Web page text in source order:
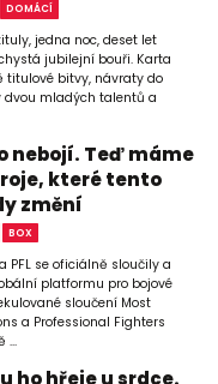
DOMÁCÍ
jedna noc, deset let
jubilejní bouři. Karta
titulové bitvy, návraty do
dvou mladých talentů a
nebojí. Teď máme
které tento
změní
BOX
PFL se oficiálně sloučily a
platformu pro bojové
sloučení Most
a Professional Fighters
...
ho hřeje u srdce.